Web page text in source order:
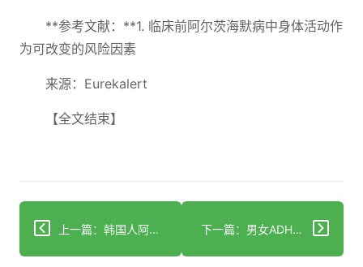
**参考文献：**1. 临床前阿尔茨海默病中身体活动作
为可改变的风险因素
来源：Eurekalert
【全文结束】
上一篇：韩国人阿尔茨海默病遗传因素被大量确认……精准个性化治疗基础奠定 下一篇：男女ADHD症状、诊断与治疗的关键差异